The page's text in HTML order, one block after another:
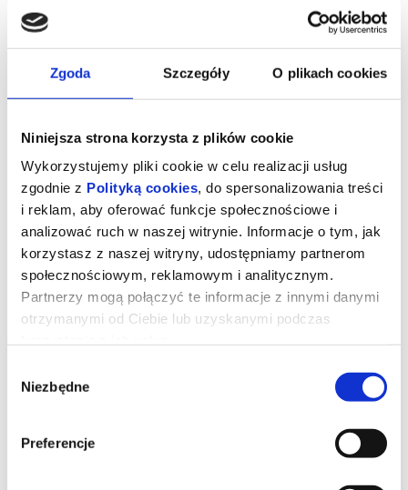
Zgoda Szczegóły O plikach cookies
Niniejsza strona korzysta z plików cookie
Wykorzystujemy pliki cookie w celu realizacji usług
zgodnie z Polityką cookies, do spersonalizowania treści
i reklam, aby oferować funkcje społecznościowe i
analizować ruch w naszej witrynie. Informacje o tym, jak
korzystasz z naszej witryny, udostępniamy partnerom
społecznościowym, reklamowym i analitycznym.
Partnerzy mogą połączyć te informacje z innymi danymi
otrzymanymi od Ciebie lub uzyskanymi podczas
zgody
Niezbędne
Preferencje
zamaskowanym zabójcą przypominającym Ghostface’a,
legendarna czwórka ponownie staje się celem tajemniczego
mordercy. Cindy, Brenda, Ray i Shorty muszą jeszcze raz połączyć